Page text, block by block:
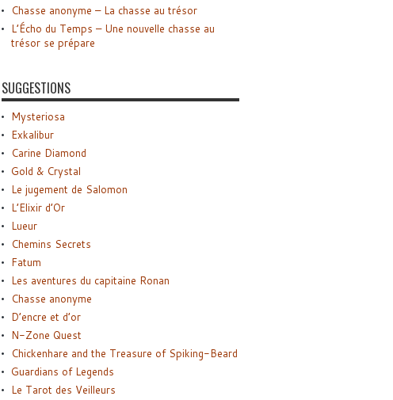
Chasse anonyme – La chasse au trésor
L’Écho du Temps – Une nouvelle chasse au
trésor se prépare
SUGGESTIONS
Mysteriosa
Exkalibur
Carine Diamond
Gold & Crystal
Le jugement de Salomon
L’Elixir d’Or
Lueur
Chemins Secrets
Fatum
Les aventures du capitaine Ronan
Chasse anonyme
D’encre et d’or
N-Zone Quest
Chickenhare and the Treasure of Spiking-Beard
Guardians of Legends
Le Tarot des Veilleurs